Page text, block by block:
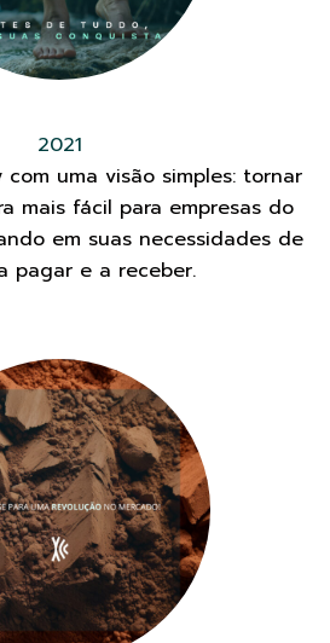
2021
com uma visão simples: tornar
mais fácil para empresas do
em suas necessidades de
pagar e a receber.